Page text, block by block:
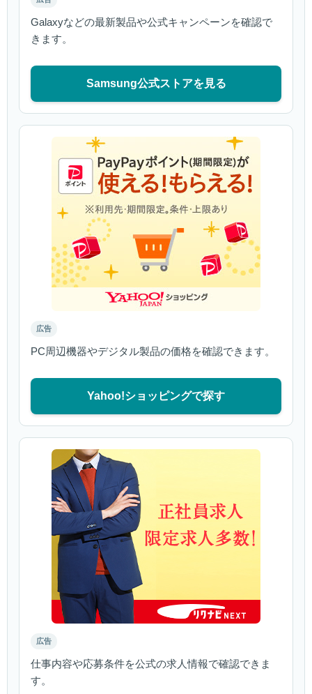
Galaxyなどの最新製品や公式キャンペーンを確認で
きます。
Samsung公式ストアを見る
広告
PC周辺機器やデジタル製品の価格を確認できます。
Yahoo!ショッピングで探す
広告
仕事内容や応募条件を公式の求人情報で確認できま
す。